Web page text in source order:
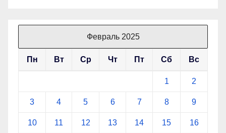
Февраль 2025
Пн Вт Ср Чт Пт Сб Вс
1 2
3 4 5 6 7 8 9
10 11 12 13 14 15 16